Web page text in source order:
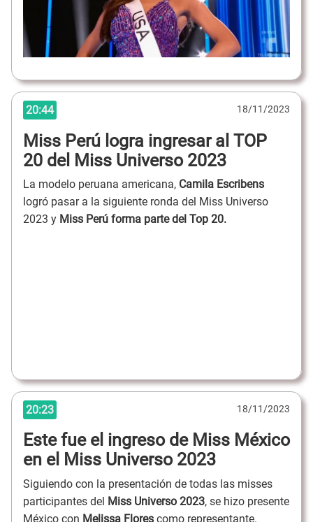
20:44 18/11/2023
Miss Perú logra ingresar al TOP
20 del Miss Universo 2023
La modelo peruana americana, Camila Escribens
logró pasar a la siguiente ronda del Miss Universo
2023 y Miss Perú forma parte del Top 20.
20:23 18/11/2023
Este fue el ingreso de Miss México
en el Miss Universo 2023
Siguiendo con la presentación de todas las misses
participantes del Miss Universo 2023, se hizo presente
México con Melissa Flores como representante.